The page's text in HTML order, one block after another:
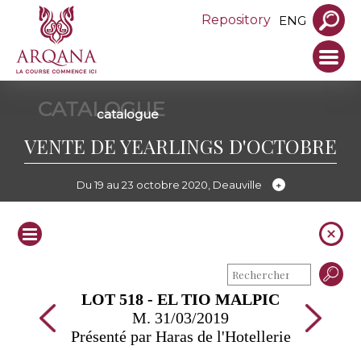
Repository ENG
CATALOGUE
catalogue
VENTE DE YEARLINGS D'OCTOBRE
Du 19 au 23 octobre 2020, Deauville
LOT 518 - EL TIO MALPIC
M. 31/03/2019
Présenté par Haras de l'Hotellerie